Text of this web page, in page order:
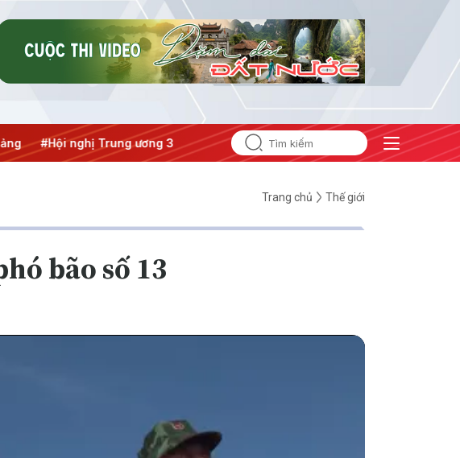
nghị Trung ương 3 #Đưa Nghị quyết thành hành động
Trang chủ Thế giới
bão số 13